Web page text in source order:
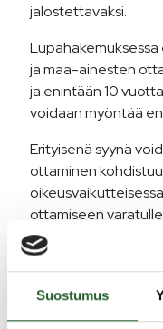
Suostumus
jalostettavaksi.
ja maa-ainesten
ja enintään 10
voidaan myöntää
Erityisenä syynä
ottaminen
ottamiseen
on tehtävä
viranomaiselle ja
määrä ja laatu.